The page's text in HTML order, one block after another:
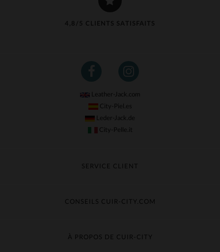
4,8/5 CLIENTS SATISFAITS
Leather-Jack.com
City-Piel.es
Leder-Jack.de
City-Pelle.it
SERVICE CLIENT
Échange & Remboursement
Contacter le service client
CONSEILS CUIR-CITY.COM
Guide des matières
À PROPOS DE CUIR-CITY